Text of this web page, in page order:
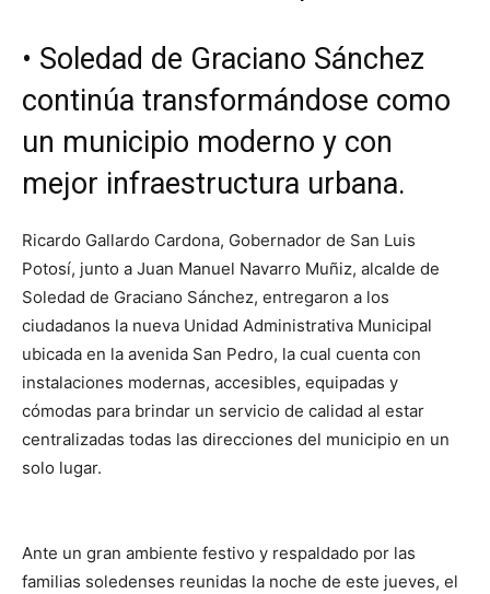
•⁠ ⁠Soledad de Graciano Sánchez
continúa transformándose como
un municipio moderno y con
mejor infraestructura urbana.
Ricardo Gallardo Cardona, Gobernador de San Luis
Potosí, junto a Juan Manuel Navarro Muñiz, alcalde de
Soledad de Graciano Sánchez, entregaron a los
ciudadanos la nueva Unidad Administrativa Municipal
ubicada en la avenida San Pedro, la cual cuenta con
instalaciones modernas, accesibles, equipadas y
cómodas para brindar un servicio de calidad al estar
centralizadas todas las direcciones del municipio en un
solo lugar.
Ante un gran ambiente festivo y respaldado por las
familias soledenses reunidas la noche de este jueves, el